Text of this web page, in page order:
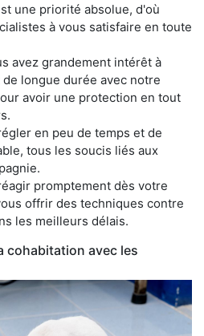
une priorité absolue, d'où
à vous satisfaire en toute
avez grandement intérêt à
longue durée avec notre
avoir une protection en tout
en peu de temps et de
tous les soucis liés aux
promptement dès votre
offrir des techniques contre
les meilleurs délais.
cohabitation avec les